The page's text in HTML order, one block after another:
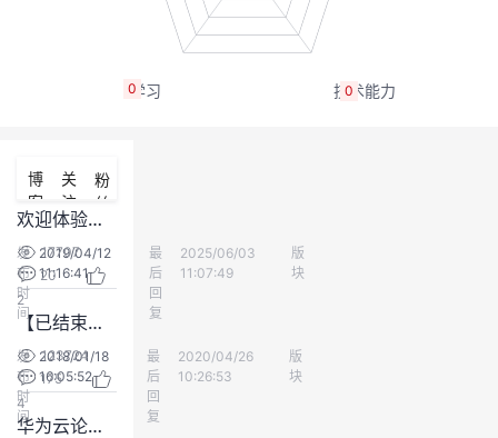
注
的
开
发
者
学
我
的
Programs
我
的
支
持
0
0
博
客
关
注
粉
丝
欢迎体验华为云CLI命令行工具HCloud
发
布
时
间
2019/04/12
11:16:41
最
后
回
复
yd_273290364
2025/06/03
11:07:49
版
块
17707
20
2
【已结束】2018华为云论坛招募版主啦——青春还在，梦想要快！
发
布
时
间
2018/01/18
16:05:52
最
后
回
复
华为云社区精选
2020/04/26
10:26:53
版
块
123724
175
4
华为云论坛版主管理制度及细则（试行）